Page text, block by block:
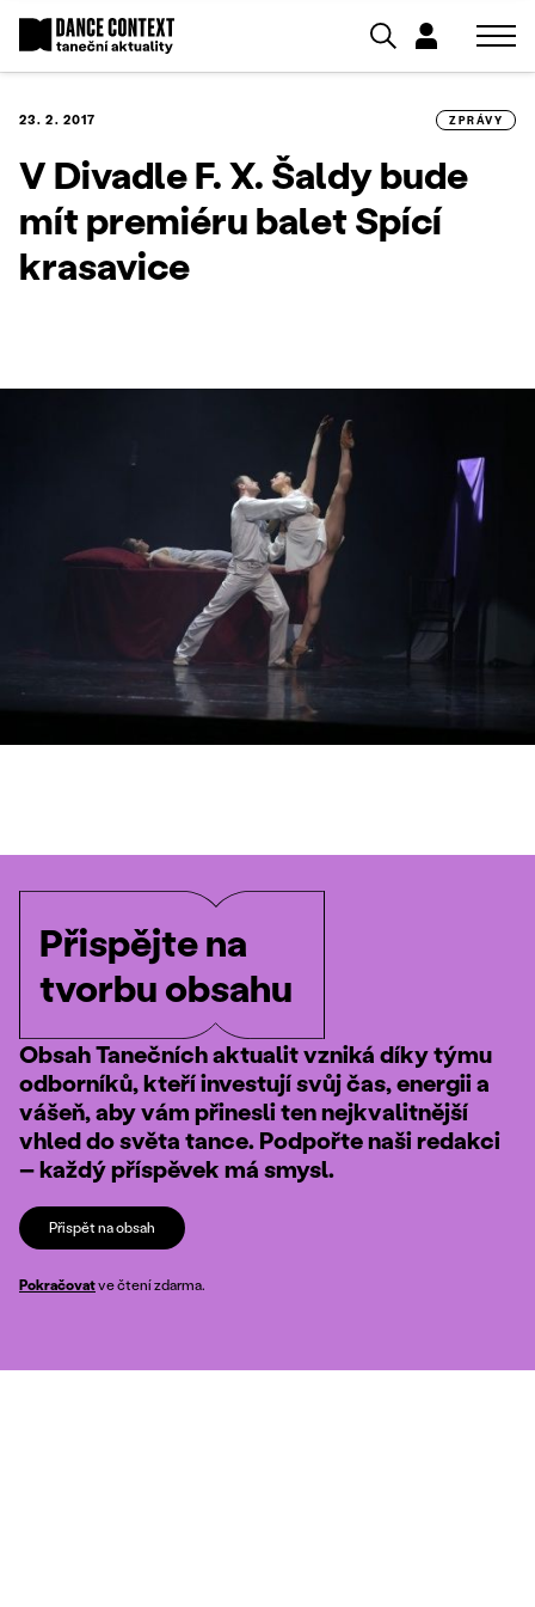
23. 2. 2017 ZPRÁVY
V Divadle F. X. Šaldy bude
mít premiéru balet Spící
krasavice
Přispějte na
tvorbu obsahu
Obsah Tanečních aktualit vzniká díky týmu
odborníků, kteří investují svůj čas, energii a
vášeň, aby vám přinesli ten nejkvalitnější
vhled do světa tance. Podpořte naši redakci
– každý příspěvek má smysl.
Přispět na obsah
Pokračovatve čtení zdarma.